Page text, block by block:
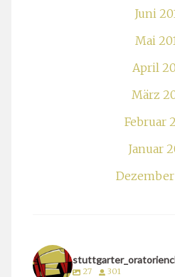
Juni
Mai
April
März
Februar
Januar
Dezember
27 301